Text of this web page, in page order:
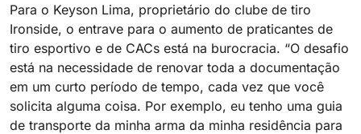
Para o Keyson Lima, proprietário do clube de tiro
Ironside, o entrave para o aumento de praticantes de
tiro esportivo e de CACs está na burocracia. “O desafio
está na necessidade de renovar toda a documentação
em um curto período de tempo, cada vez que você
solicita alguma coisa. Por exemplo, eu tenho uma guia
de transporte da minha arma da minha residência para